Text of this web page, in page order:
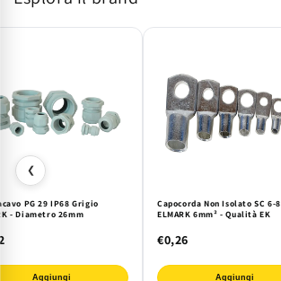
❮
PG 29 IP68 Grigio
- Diametro 26mm
Aggiungi
Capocorda Non Isolato SC 6-8
ELMARK 6mm² - Qualità EK
€0,26
Aggiungi